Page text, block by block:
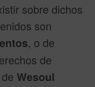
sobre dichos
son
, o de
de
deWesoul